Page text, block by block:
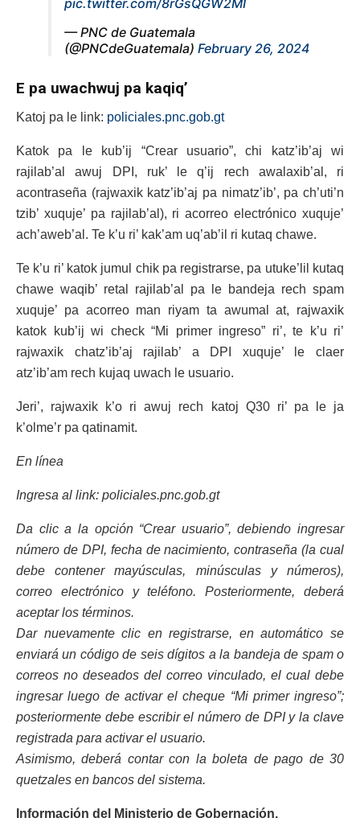
pic.twitter.com/8rGsQGW2MI
— PNC de Guatemala
(@PNCdeGuatemala) February 26, 2024
E pa uwachwuj pa kaqiq’
Katoj pa le link: policiales.pnc.gob.gt
Katok pa le kub’ij “Crear usuario”, chi katz’ib’aj wi
rajilab’al awuj DPI, ruk’ le q’ij rech awalaxib’al, ri
acontraseña (rajwaxik katz’ib’aj pa nimatz’ib’, pa ch’uti’n
tzib’ xuquje’ pa rajilab’al), ri acorreo electrónico xuquje’
ach’aweb’al. Te k’u ri’ kak’am uq’ab’il ri kutaq chawe.
Te k’u ri’ katok jumul chik pa registrarse, pa utuke’lil kutaq
chawe waqib’ retal rajilab’al pa le bandeja rech spam
xuquje’ pa acorreo man riyam ta awumal at, rajwaxik
katok kub’ij wi check “Mi primer ingreso” ri’, te k’u ri’
rajwaxik chatz’ib’aj rajilab’ a DPI xuquje’ le claer
atz’ib’am rech kujaq uwach le usuario.
Jeri’, rajwaxik k’o ri awuj rech katoj Q30 ri’ pa le ja
k’olme’r pa qatinamit.
En línea
Ingresa al link: policiales.pnc.gob.gt
Da clic a la opción “Crear usuario”, debiendo ingresar
número de DPI, fecha de nacimiento, contraseña (la cual
debe contener mayúsculas, minúsculas y números),
correo electrónico y teléfono. Posteriormente, deberá
aceptar los términos.
Dar nuevamente clic en registrarse, en automático se
enviará un código de seis dígitos a la bandeja de spam o
correos no deseados del correo vinculado, el cual debe
ingresar luego de activar el cheque “Mi primer ingreso”;
posteriormente debe escribir el número de DPI y la clave
registrada para activar el usuario.
Asimismo, deberá contar con la boleta de pago de 30
quetzales en bancos del sistema.
Información del Ministerio de Gobernación.